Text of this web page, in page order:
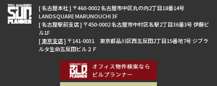
[ 名古屋本社 ] 〒460-0002 名古屋市中区丸の内2丁目18番14号
LANDSQUARE MARUNOUCHI 3F
[ 名古屋駅前支店 ] 〒450-0002 名古屋市中村区名駅2丁目36番3号 伊藤ビ
ル1F
[東京支店] 〒141-0031 東京都品川区西五反田2丁目15番地7号 ジブラ
ルタ生命五反田ビル２Ｆ